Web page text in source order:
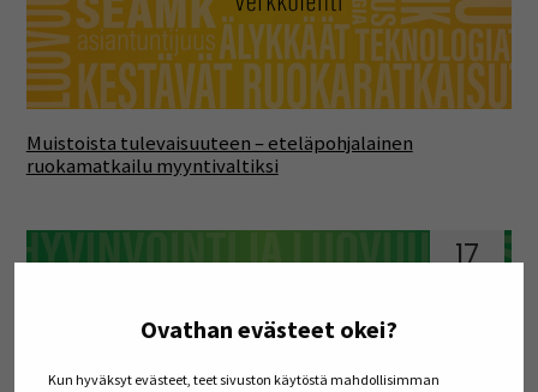
Ovathan evästeet okei?
Kun hyväksyt evästeet, teet sivuston käytöstä mahdollisimman
Muistoista tulevaisuuteen – eteläpohjalainen
ruokamatkailu myyntivaltiksi
17